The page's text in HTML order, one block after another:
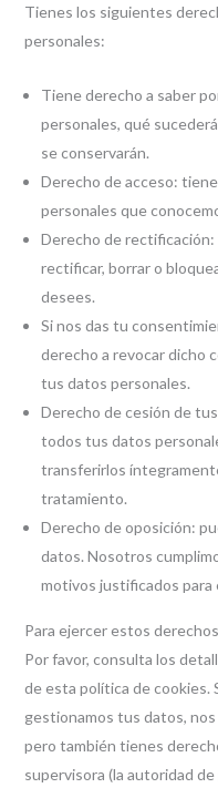
Tienes los siguientes
personales:
Tiene derecho a saber
personales, qué
se conservarán.
Derecho de acceso:
personales que
Derecho de
rectificar, borrar o
desees.
Si nos das tu
derecho a revocar dicho
tus datos personales.
Derecho de cesión de
todos tus datos
transferirlos
tratamiento.
Derecho de oposición:
datos. Nosotros
motivos justificados para
Para ejercer estos
Por favor, consulta los
de esta política de cookies.
gestionamos tus datos,
pero también tienes
supervisora (la autoridad